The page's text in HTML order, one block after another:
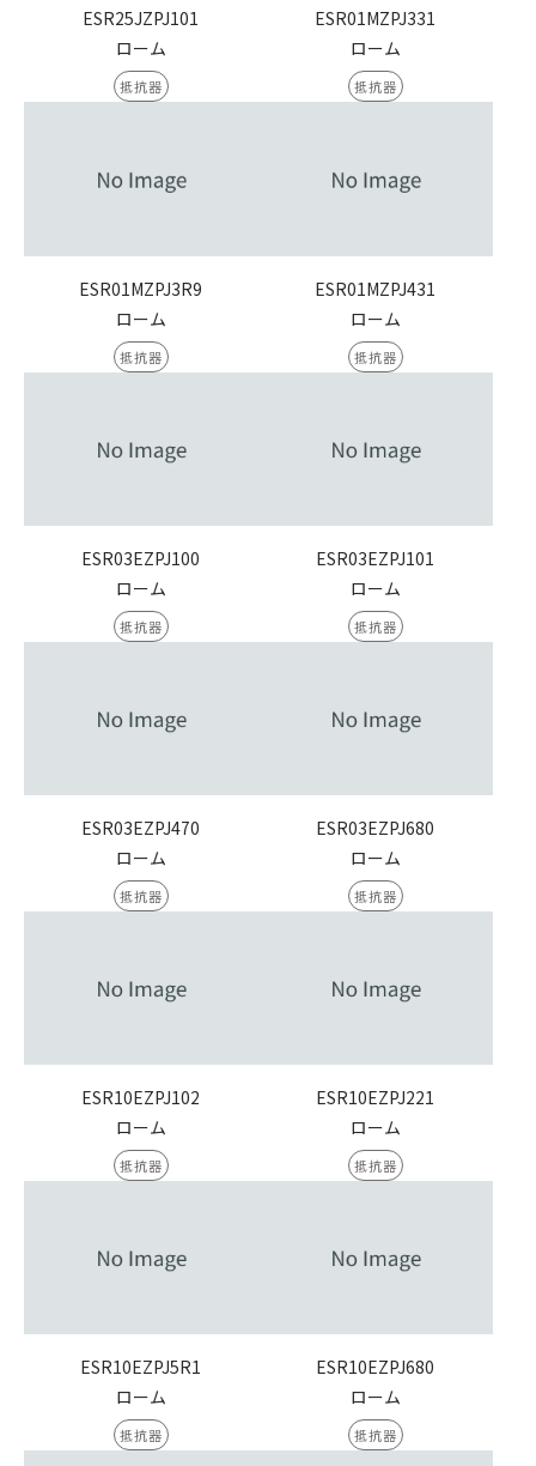
ESR25JZPJ101
ローム
抵抗器
ESR01MZPJ331
ローム
抵抗器
ESR01MZPJ3R9
ローム
抵抗器
ESR01MZPJ431
ローム
抵抗器
ESR03EZPJ100
ローム
抵抗器
ESR03EZPJ101
ローム
抵抗器
ESR03EZPJ470
ローム
抵抗器
ESR03EZPJ680
ローム
抵抗器
ESR10EZPJ102
ローム
抵抗器
ESR10EZPJ221
ローム
抵抗器
ESR10EZPJ5R1
ローム
抵抗器
ESR10EZPJ680
ローム
抵抗器